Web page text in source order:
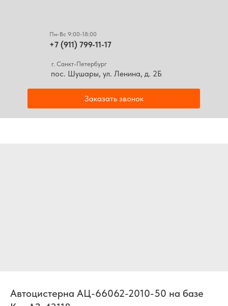
+7 (911) 799-11-17
Пн-Вс 9:00-18:00
Заказать звонок
пос. Шушары, ул. Ленина, д. 2Б
г. Санкт-Петербург
Автоцистерна АЦ-66062-2010-50 на базе